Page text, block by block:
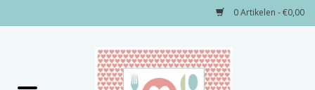
0 Artikelen - €0,00